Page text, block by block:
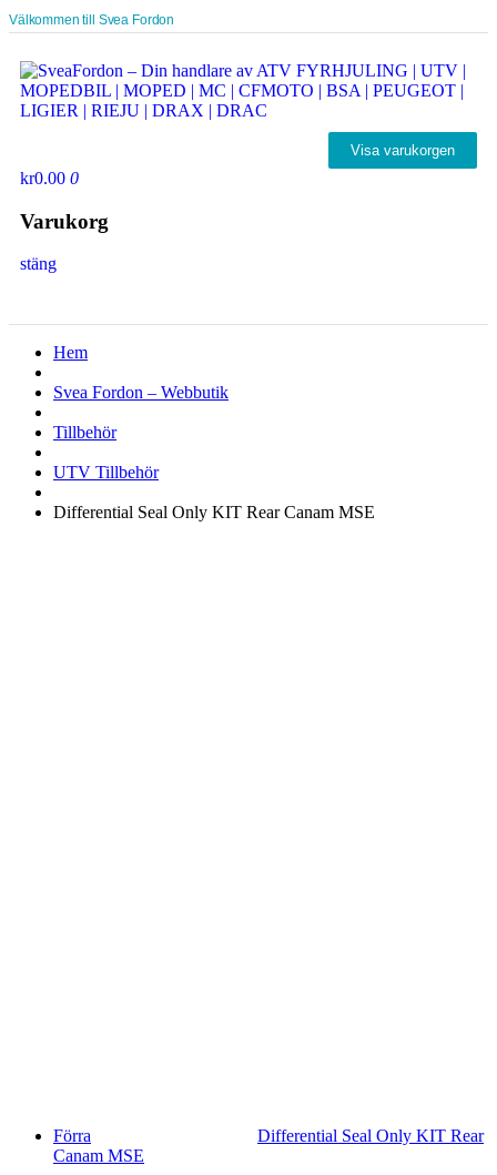
Välkommen till Svea Fordon
Visa varukorgen
kr0.00 0
Varukorg
stäng
Hem
Svea Fordon – Webbutik
Tillbehör
UTV Tillbehör
Differential Seal Only KIT Rear Canam MSE
Förra
Differential Seal Only KIT Rear
Canam MSE